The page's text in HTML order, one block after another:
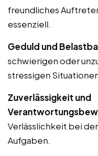
freundliches
essenziell.
Geduld und
schwierigen oder
stressigen
Zuverlässigkeit und
Verlässlichkeit bei
Aufgaben.